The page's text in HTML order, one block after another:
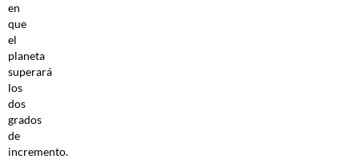
en
que
el
planeta
superará
los
dos
grados
de
incremento.